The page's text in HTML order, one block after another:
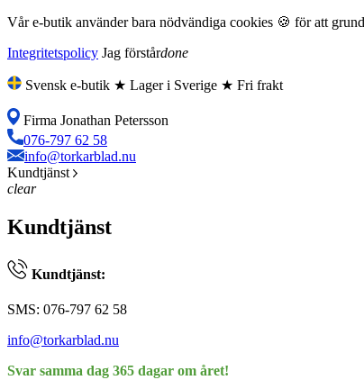
Vår e-butik använder bara nödvändiga cookies 🍪 för att
Integritetspolicy Jag förstårdone
Svensk e-butik ★ Lager i Sverige ★ Fri frakt
Firma Jonathan Petersson
076-797 62 58
info@torkarblad.nu
Kundtjänst
clear
Kundtjänst
Kundtjänst:
SMS: 076-797 62 58
info@torkarblad.nu
Svar samma dag 365 dagar om året!